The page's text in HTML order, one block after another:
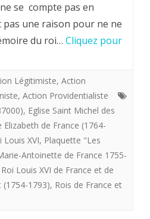
Lions
2022
pour
et
se compte pas en
pas une raison pour ne ne
du roi… Cliquez pour
Légitimiste, Action
, Action Providentialiste
, Eglise Saint Michel des
Elizabeth de France (1764-
Louis XVI, Plaquette "Les
Antoinette de France 1755-
Roi Louis XVI de France et de
1793), Rois de France et